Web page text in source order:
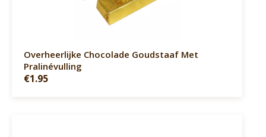
Overheerlijke Chocolade Goudstaaf Met
Pralinévulling
€1.95